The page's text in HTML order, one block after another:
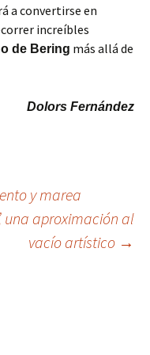
a convertirse en
increíbles
de Bering más allá de
Dolors Fernández
y marea
una aproximación al
vacío artístico →